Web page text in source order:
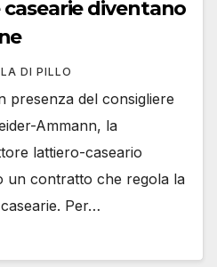
casearie diventano
DI PILLO
presenza del consigliere
Ammann, la
lattiero-caseario
un contratto che regola la
Per…